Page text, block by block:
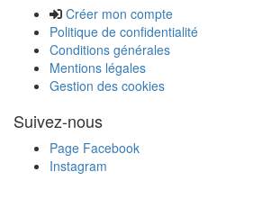
Créer mon compte
Politique de confidentialité
Conditions générales
Mentions légales
Gestion des cookies
Suivez-nous
Page Facebook
Instagram